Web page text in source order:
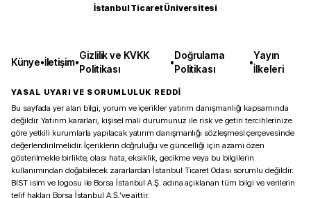
İstanbul Ticaret Üniversitesi
Künye•İletişim•
Gizlilik ve KVKK
Politikası
•
Doğrulama
Politikası
•
Yayın
İlkeleri
YASAL UYARI VE SORUMLULUK REDDİ
Bu sayfada yer alan bilgi, yorum ve içerikler yatırım danışmanlığı kapsamında
değildir. Yatırım kararları, kişisel mali durumunuz ile risk ve getiri tercihlerinize
göre yetkili kurumlarla yapılacak yatırım danışmanlığı sözleşmesi çerçevesinde
değerlendirilmelidir. İçeriklerin doğruluğu ve güncelliği için azami özen
gösterilmekle birlikte, olası hata, eksiklik, gecikme veya bu bilgilerin
kullanımından doğabilecek zararlardan İstanbul Ticaret Odası sorumlu değildir.
BIST isim ve logosu ile Borsa İstanbul A.Ş. adına açıklanan tüm bilgi ve verilerin
telif hakları Borsa İstanbul A.Ş.’ye aittir.